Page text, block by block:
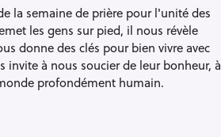
la semaine de prière pour l'unité des
les gens sur pied, il nous révèle
donne des clés pour bien vivre avec
invite à nous soucier de leur bonheur, à
profondément humain.